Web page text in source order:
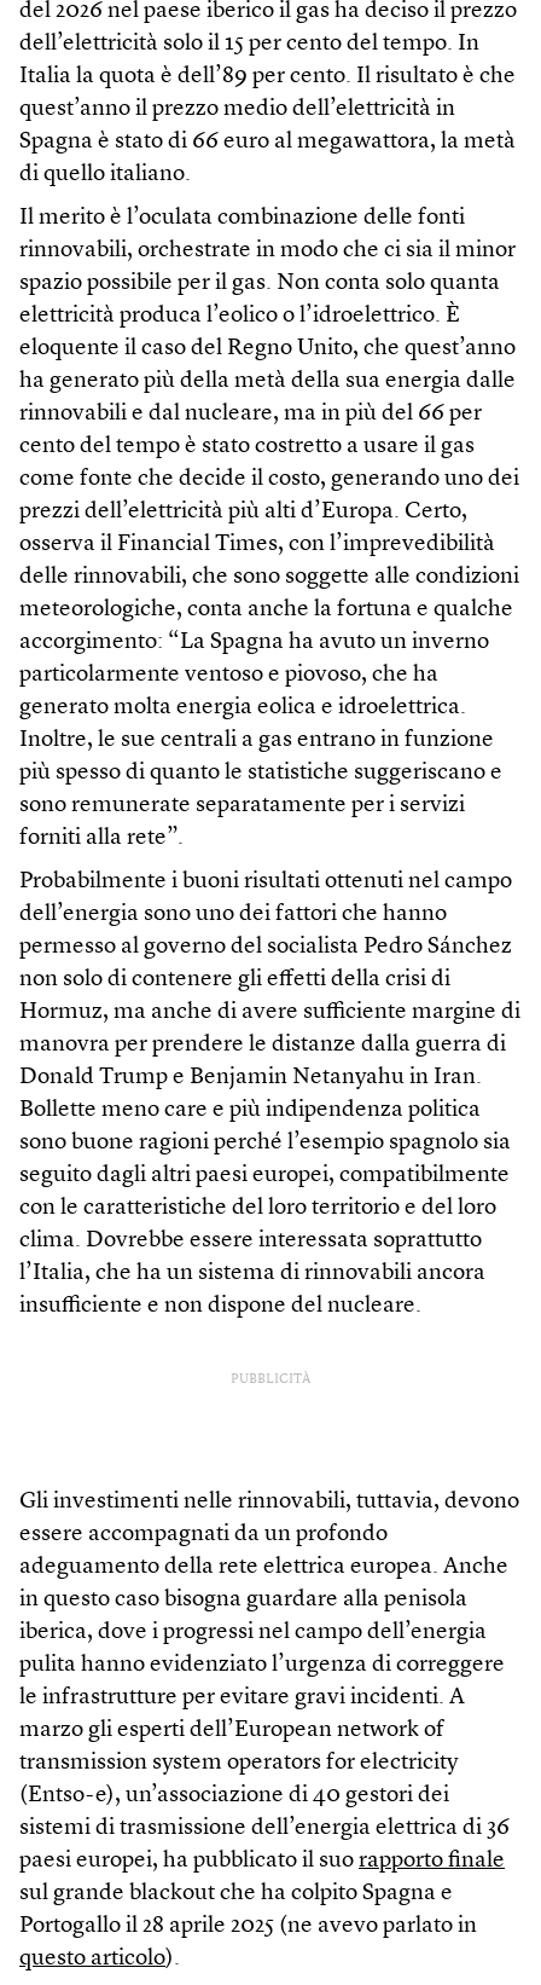
del 2026 nel paese iberico il gas ha deciso il prezzo
dell’elettricità solo il 15 per cento del tempo. In
Italia la quota è dell’89 per cento. Il risultato è che
quest’anno il prezzo medio dell’elettricità in
Spagna è stato di 66 euro al megawattora, la metà
di quello italiano.
Il merito è l’oculata combinazione delle fonti
rinnovabili, orchestrate in modo che ci sia il minor
spazio possibile per il gas. Non conta solo quanta
elettricità produca l’eolico o l’idroelettrico. È
eloquente il caso del Regno Unito, che quest’anno
ha generato più della metà della sua energia dalle
rinnovabili e dal nucleare, ma in più del 66 per
cento del tempo è stato costretto a usare il gas
come fonte che decide il costo, generando uno dei
prezzi dell’elettricità più alti d’Europa. Certo,
osserva il Financial Times, con l’imprevedibilità
delle rinnovabili, che sono soggette alle condizioni
meteorologiche, conta anche la fortuna e qualche
accorgimento: “La Spagna ha avuto un inverno
particolarmente ventoso e piovoso, che ha
generato molta energia eolica e idroelettrica.
Inoltre, le sue centrali a gas entrano in funzione
più spesso di quanto le statistiche suggeriscano e
sono remunerate separatamente per i servizi
forniti alla rete”.
Probabilmente i buoni risultati ottenuti nel campo
dell’energia sono uno dei fattori che hanno
permesso al governo del socialista Pedro Sánchez
non solo di contenere gli effetti della crisi di
Hormuz, ma anche di avere sufficiente margine di
manovra per prendere le distanze dalla guerra di
Donald Trump e Benjamin Netanyahu in Iran.
Bollette meno care e più indipendenza politica
sono buone ragioni perché l’esempio spagnolo sia
seguito dagli altri paesi europei, compatibilmente
con le caratteristiche del loro territorio e del loro
clima. Dovrebbe essere interessata soprattutto
l’Italia, che ha un sistema di rinnovabili ancora
insufficiente e non dispone del nucleare.
PUBBLICITÀ
Gli investimenti nelle rinnovabili, tuttavia, devono
essere accompagnati da un profondo
adeguamento della rete elettrica europea. Anche
in questo caso bisogna guardare alla penisola
iberica, dove i progressi nel campo dell’energia
pulita hanno evidenziato l’urgenza di correggere
le infrastrutture per evitare gravi incidenti. A
marzo gli esperti dell’European network of
transmission system operators for electricity
(Entso-e), un’associazione di 40 gestori dei
sistemi di trasmissione dell’energia elettrica di 36
paesi europei, ha pubblicato il suo rapporto finale
sul grande blackout che ha colpito Spagna e
Portogallo il 28 aprile 2025 (ne avevo parlato in
questo articolo).